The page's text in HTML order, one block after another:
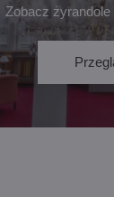
Zobacz żyrandole